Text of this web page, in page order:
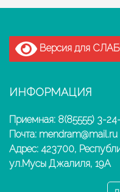
Версия для
ИНФОРМАЦИЯ
Приемная: 8(85555) 3-
Почта: mendram@mail.ru
Адрес: 423700,
ул.Мусы Джалиля, 19А